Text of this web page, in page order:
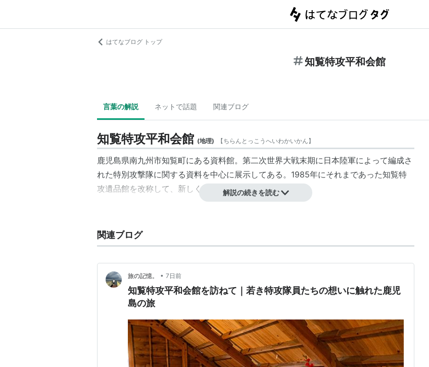
はてなブログ トップ
知覧特攻平和会館
言葉の解説 ネットで話題 関連ブログ
知覧特攻平和会館 (地理) 【ちらんとっこうへいわかいかん】
鹿児島県南九州市知覧町にある資料館。第二次世界大戦末期に日本陸軍によって編成さ
れた特別攻撃隊に関する資料を中心に展示してある。1985年にそれまであった知覧特
攻遺品館を改称して、新しく施設を建設し、開館した。
解説の続きを読む
関連ブログ
旅の記憶。 • 7日前
知覧特攻平和会館を訪ねて｜若き特攻隊員たちの想いに触れた鹿児
島の旅